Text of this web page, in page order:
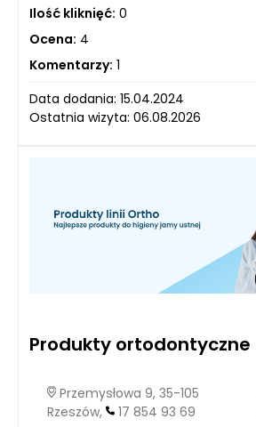
Ilość kliknięć: 0
Ocena: 4
Komentarzy: 1
Data dodania: 15.04.2024
Ostatnia wizyta: 06.08.2026
Produkty ortodontyczne
Przemysłowa 9, 35-105
Rzeszów,
17 854 93 69